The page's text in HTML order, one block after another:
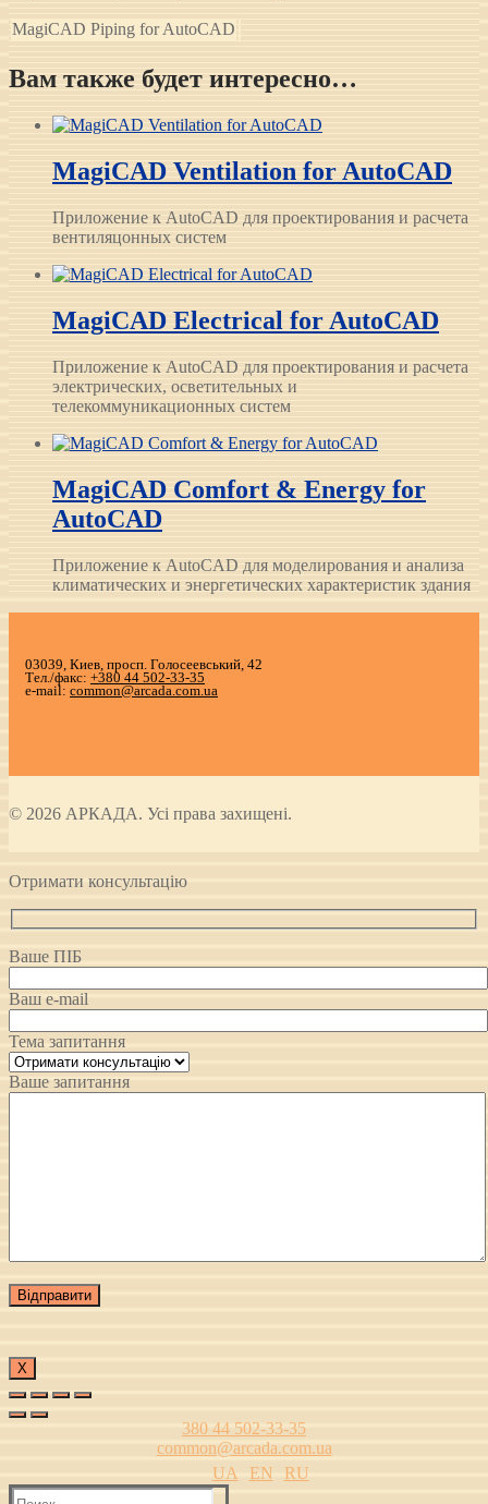
MagiCAD Piping for AutoCAD
Вам также будет интересно…
MagiCAD Ventilation for AutoCAD
Приложение к AutoCAD для проектирования и расчета
вентиляцонных систем
MagiCAD Electrical for AutoCAD
Приложение к AutoCAD для проектирования и расчета
электрических, осветительных и
телекоммуникационных систем
MagiCAD Comfort & Energy for
AutoCAD
Приложение к AutoCAD для моделирования и анализа
климатических и энергетических характеристик здания
03039, Киев, просп. Голосеевський, 42
Тел./факс: +380 44 502-33-35
e-mail: common@arcada.com.ua
© 2026 АРКАДА. Усі права захищені.
Отримати консультацію
Ваше ПІБ
Ваш e-mail
Тема запитання
Ваше запитання
Х
380 44 502-33-35
common@arcada.com.ua
UA
EN
RU
Найти: